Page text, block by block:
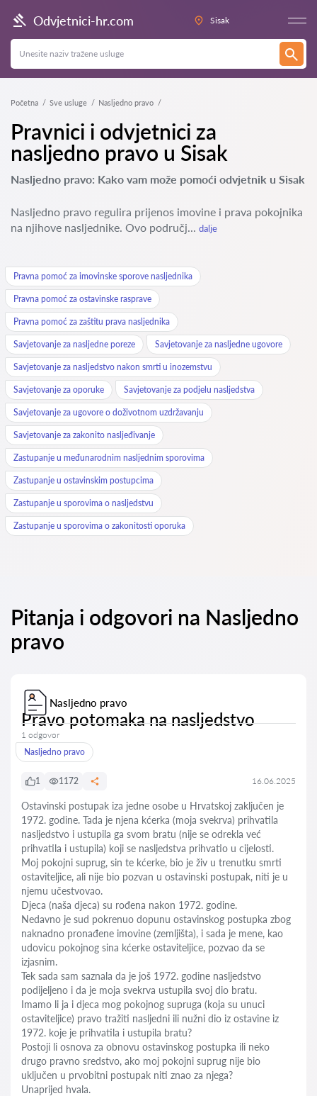
Odvjetnici-hr.com Sisak
Početna Sve usluge Nasljedno pravo
Pravnici i odvjetnici za
nasljedno pravo u Sisak
Nasljedno pravo: Kako vam može pomoći odvjetnik u Sisak
Nasljedno pravo regulira prijenos imovine i prava pokojnika
na njihove nasljednike. Ovo područj... dalje
Pravna pomoć za imovinske sporove nasljednika
Pravna pomoć za ostavinske rasprave
Pravna pomoć za zaštitu prava nasljednika
Savjetovanje za nasljedne poreze Savjetovanje za nasljedne ugovore
Savjetovanje za nasljedstvo nakon smrti u inozemstvu
Savjetovanje za oporuke Savjetovanje za podjelu nasljedstva
Savjetovanje za ugovore o doživotnom uzdržavanju
Savjetovanje za zakonito nasljeđivanje
Zastupanje u međunarodnim nasljednim sporovima
Zastupanje u ostavinskim postupcima
Zastupanje u sporovima o nasljedstvu
Zastupanje u sporovima o zakonitosti oporuka
Pitanja i odgovori na Nasljedno
pravo
Nasljedno pravo
Pravo potomaka na nasljedstvo
1 odgovor
Nasljedno pravo
1 1172 16.06.2025
Ostavinski postupak iza jedne osobe u Hrvatskoj zaključen je
1972. godine. Tada je njena kćerka (moja svekrva) prihvatila
nasljedstvo i ustupila ga svom bratu (nije se odrekla već
prihvatila i ustupila) koji se nasljedstva prihvatio u cijelosti.
Moj pokojni suprug, sin te kćerke, bio je živ u trenutku smrti
ostaviteljice, ali nije bio pozvan u ostavinski postupak, niti je u
njemu učestvovao.
Djeca (naša djeca) su rođena nakon 1972. godine.
Nedavno je sud pokrenuo dopunu ostavinskog postupka zbog
naknadno pronađene imovine (zemljišta), i sada je mene, kao
udovicu pokojnog sina kćerke ostaviteljice, pozvao da se
izjasnim.
Tek sada sam saznala da je još 1972. godine nasljedstvo
podijeljeno i da je moja svekrva ustupila svoj dio bratu.
Imamo li ja i djeca mog pokojnog supruga (koja su unuci
ostaviteljice) pravo tražiti nasljedni ili nužni dio iz ostavine iz
1972. koje je prihvatila i ustupila bratu?
Postoji li osnova za obnovu ostavinskog postupka ili neko
drugo pravno sredstvo, ako moj pokojni suprug nije bio
uključen u prvobitni postupak niti znao za njega?
Unaprijed hvala.